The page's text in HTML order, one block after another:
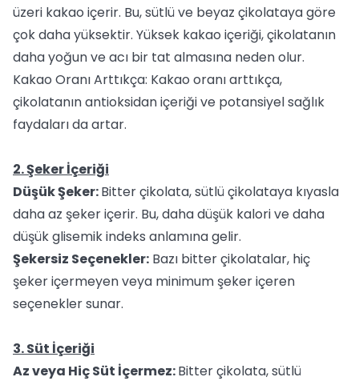
üzeri kakao içerir. Bu, sütlü ve beyaz çikolataya göre
çok daha yüksektir. Yüksek kakao içeriği, çikolatanın
daha yoğun ve acı bir tat almasına neden olur.
Kakao Oranı Arttıkça: Kakao oranı arttıkça,
çikolatanın antioksidan içeriği ve potansiyel sağlık
faydaları da artar.
2. Şeker İçeriği
Düşük Şeker:Bitter çikolata, sütlü çikolataya kıyasla
daha az şeker içerir. Bu, daha düşük kalori ve daha
düşük glisemik indeks anlamına gelir.
Şekersiz Seçenekler: Bazı bitter çikolatalar, hiç
şeker içermeyen veya minimum şeker içeren
seçenekler sunar.
3. Süt İçeriği
Az veya Hiç Süt İçermez:Bitter çikolata, sütlü